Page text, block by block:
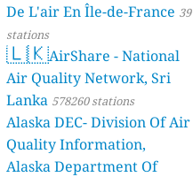
De L'air En Île-de-France 39
stations
🇱🇰AirShare - National
Air Quality Network, Sri
Lanka 578260 stations
Alaska DEC- Division Of Air
Quality Information,
Alaska Department Of